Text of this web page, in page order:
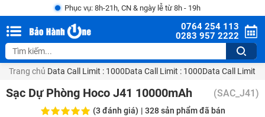
Phục vụ: 8h-21h, CN & ngày lễ từ 8h - 19h
0764 254 113
0283 957 2222
Trang chủ Data Call Limit : 1000Data Call Limit : 1000Data Call Limit :
Sạc Dự Phòng Hoco J41 10000mAh (SAC_J41)
(3 đánh giá) | 328sản phẩm đã bán